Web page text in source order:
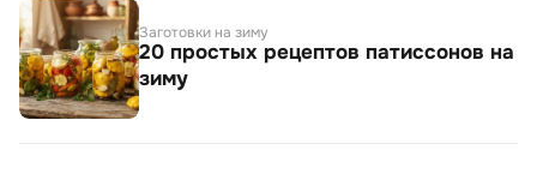
Заготовки на зиму
20 простых рецептов патиссонов на
зиму